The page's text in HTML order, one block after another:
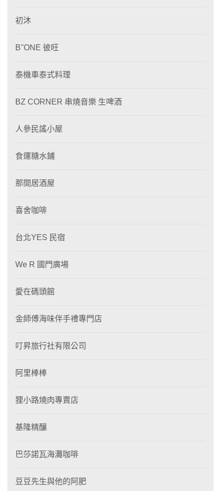
初沐
B''ONE 彼旺
泰機車泰式料理
BZ CORNER 串燒音樂 生啤酒
人參民謠小屋
食運糖水鋪
那間居酒屋
喜舍咖啡
台北YES 民宿
We R 國門廣場
愛在碼頭館
金師傅海味伴手禮專門店
叮昇旅行社有限公司
阿里棒棒
狸⼩路燒肉專賣店
基隆精釀
巴莎諾瓦海灘咖啡
豆豆先生與他的阿肥